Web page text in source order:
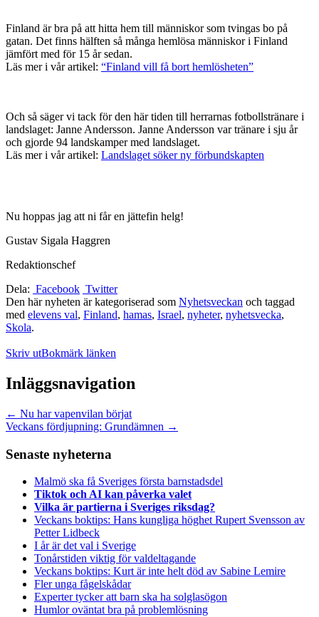
Finland är bra på att hitta hem till människor som tvingas bo på
gatan. Det finns hälften så många hemlösa människor i Finland
jämfört med för 15 år sedan.
Läs mer i vår artikel: “Finland vill få bort hemlösheten”
Och så säger vi tack för den här tiden till herrarnas fotbollstränare i
landslaget: Janne Andersson. Janne Andersson var tränare i sju år
och gjorde 94 landskamper med landslaget.
Läs mer i vår artikel: Landslaget söker ny förbundskapten
Nu hoppas jag att ni får en jättefin helg!
Gustav Sigala Haggren
Redaktionschef
Dela: Facebook Twitter
Den här nyheten är kategoriserad som Nyhetsveckan och taggad
med elevens val, Finland, hamas, Israel, nyheter, nyhetsvecka,
Skola.
Skriv utBokmärk länken
Inläggsnavigation
← Nu har vapenvilan börjat
Veckans fördjupning: Grundämnen →
Senaste nyheterna
Malmö ska få Sveriges första barnstadsdel
Tiktok och AI kan påverka valet
Vilka är partierna i Sveriges riksdag?
Veckans boktips: Hans kungliga höghet Rupert Svensson av
Petter Lidbeck
I år är det val i Sverige
Tonårstiden viktig för valdeltagande
Veckans boktips: Kurt är inte helt död av Sabine Lemire
Fler unga fågelskådar
Experter tycker att barn ska ha solglasögon
Humlor oväntat bra på problemlösning